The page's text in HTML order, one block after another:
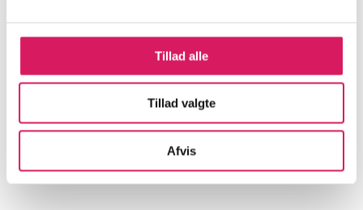
Tillad alle
Tillad valgte
Afvis